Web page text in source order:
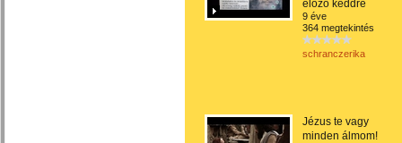
elöző keddre
9 éve
364 megtekintés
schranczerika
Jézus te vagy
minden álmom!